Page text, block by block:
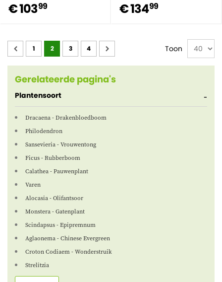
€ 10399 € 13499
Pagina 1 2 3 4 Toon
Gerelateerde pagina's
Plantensoort
Dracaena - Drakenbloedboom
Philodendron
Sansevieria - Vrouwentong
Ficus - Rubberboom
Calathea - Pauwenplant
Varen
Alocasia - Olifantsoor
Monstera - Gatenplant
Scindapsus - Epipremnum
Aglaonema - Chinese Evergreen
Croton Codiaem - Wonderstruik
Strelitzia